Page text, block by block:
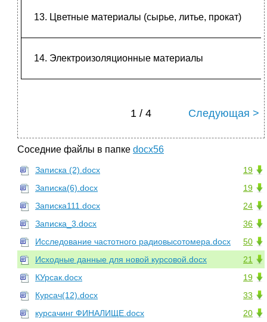
Цветные материалы (сырье, литье, прокат)
Электроизоляционные материалы
1 / 4 Следующая >
Соседние файлы в папке docx56
19
Записка (2).docx
19
Записка(6).docx
24
Записка111.docx
36
Записка_3.docx
50
Исследование частотного радиовысотомера.docx
21
Исходные данные для новой курсовой.docx
19
КУрсак.docx
33
Курсач(12).docx
20
курсачинг ФИНАЛИЩЕ.docx